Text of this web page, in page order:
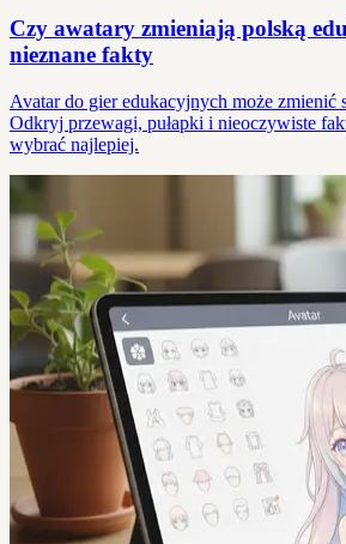
Czy awatary zmieniają polską
nieznane fakty
Avatar do gier edukacyjnych może zmienić
Odkryj przewagi, pułapki i nieoczywiste
wybrać najlepiej.